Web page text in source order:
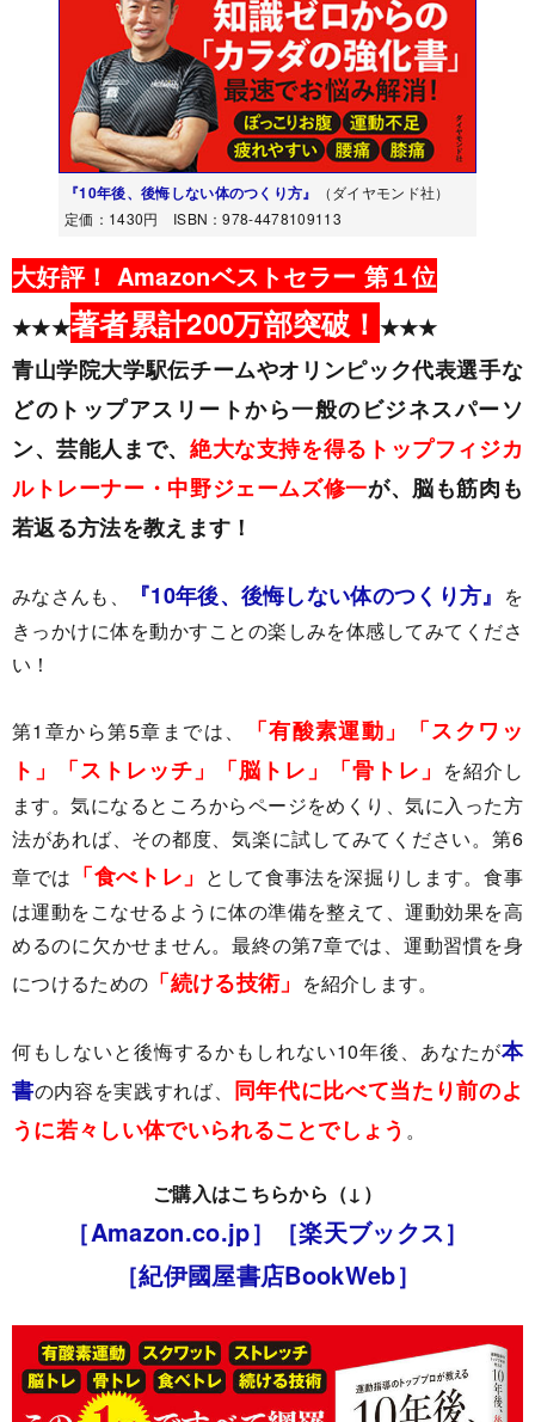
『10年後、後悔しない体のつくり方』
（ダイヤモンド社）
定価：1430円 ISBN：978-4478109113
大好評！ Amazonベストセラー 第１位
★★★著者累計200万部突破！ ★★★
青山学院大学駅伝チームやオリンピック代表選手な
どのトップアスリートから一般のビジネスパーソ
ン、芸能人まで、 絶大な支持を得るトップフィジカ
ルトレーナー・中野ジェームズ修一が、脳も筋肉も
若返る方法を教えます！
みなさんも、 『10年後、後悔しない体のつくり方』 を
きっかけに体を動かすことの楽しみを体感してみてくださ
い！
第1章から第5章までは、
「有酸素運動」「スクワッ
ト」「ストレッチ」「脳トレ」「骨トレ」 を紹介し
ます。気になるところからページをめくり、気に入った方
法があれば、その都度、気楽に試してみてください。第6
章では 「食べトレ」 として食事法を深掘りします。食事
は運動をこなせるように体の準備を整えて、運動効果を高
めるのに欠かせません。最終の第7章では、運動習慣を身
につけるための 「続ける技術」 を紹介します。
何もしないと後悔するかもしれない10年後、あなたが本
書の内容を実践すれば、 同年代に比べて当たり前のよ
うに若々しい体でいられることでしょう 。
ご購入はこちらから（↓）
［Amazon.co.jp］
［楽天ブックス］
［紀伊國屋書店BookWeb］